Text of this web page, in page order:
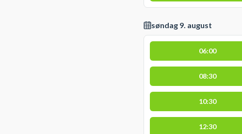
søndag 9. august
06:00
08:30
10:30
12:30